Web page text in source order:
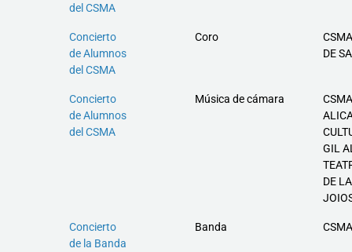
del CSMA
Concierto
de Alumnos
del CSMA
Coro
DE
Concierto
de Alumnos
del CSMA
Música de cámara
GIL
DE
Concierto
de la Banda
Banda